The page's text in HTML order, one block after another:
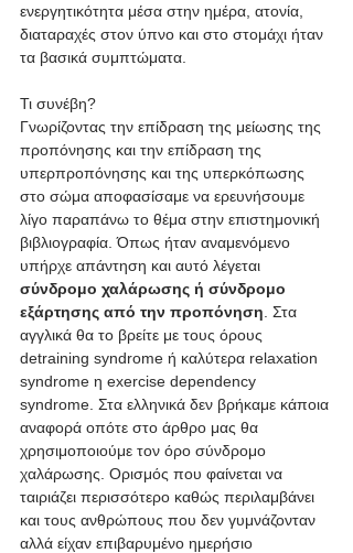
ενεργητικότητα μέσα στην ημέρα, ατονία,
διαταραχές στον ύπνο και στο στομάχι ήταν
τα βασικά συμπτώματα.
Τι συνέβη?
Γνωρίζοντας την επίδραση της μείωσης της
προπόνησης και την επίδραση της
υπερπροπόνησης και της υπερκόπωσης
στο σώμα αποφασίσαμε να ερευνήσουμε
λίγο παραπάνω το θέμα στην επιστημονική
βιβλιογραφία. Όπως ήταν αναμενόμενο
υπήρχε απάντηση και αυτό λέγεται
σύνδρομο χαλάρωσης ή σύνδρομο
εξάρτησης από την προπόνηση. Στα
αγγλικά θα το βρείτε με τους όρους
detraining syndrome ή καλύτερα relaxation
syndrome η exercise dependency
syndrome. Στα ελληνικά δεν βρήκαμε κάποια
αναφορά οπότε στο άρθρο μας θα
χρησιμοποιούμε τον όρο σύνδρομο
χαλάρωσης. Ορισμός που φαίνεται να
ταιριάζει περισσότερο καθώς περιλαμβάνει
και τους ανθρώπους που δεν γυμνάζονταν
αλλά είχαν επιβαρυμένο ημερήσιο